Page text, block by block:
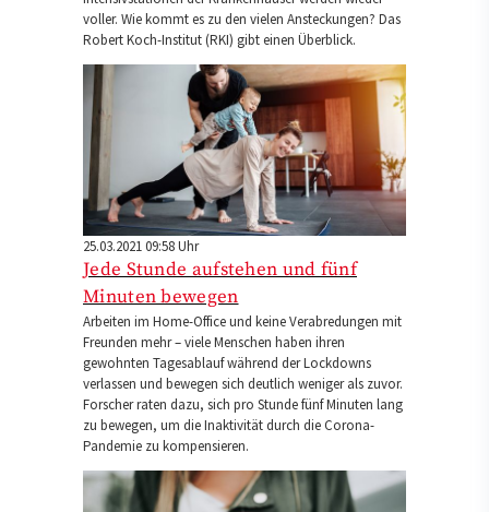
voller. Wie kommt es zu den vielen Ansteckungen? Das
Robert Koch-Institut (RKI) gibt einen Überblick.
25.03.2021 09:58 Uhr
Jede Stunde aufstehen und fünf
Minuten bewegen
Arbeiten im Home-Office und keine Verabredungen mit
Freunden mehr – viele Menschen haben ihren
gewohnten Tagesablauf während der Lockdowns
verlassen und bewegen sich deutlich weniger als zuvor.
Forscher raten dazu, sich pro Stunde fünf Minuten lang
zu bewegen, um die Inaktivität durch die Corona-
Pandemie zu kompensieren.